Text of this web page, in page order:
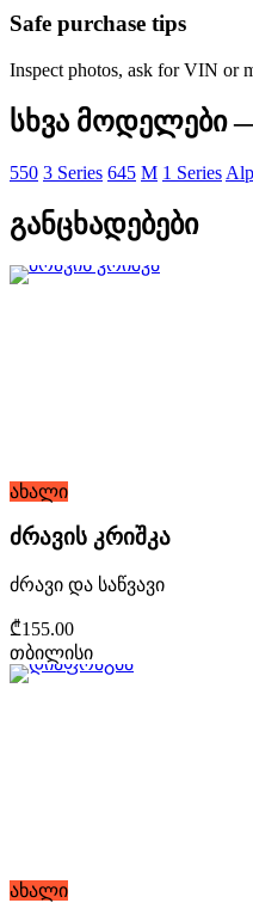
Safe purchase tips
Inspect photos, ask for VIN or
სხვა მოდელები
550 3 Series 645 M 1 Series
განცხადებები
ახალი
ძრავის კრიშკა
ძრავი და საწვავი
₾155.00
თბილისი
ახალი